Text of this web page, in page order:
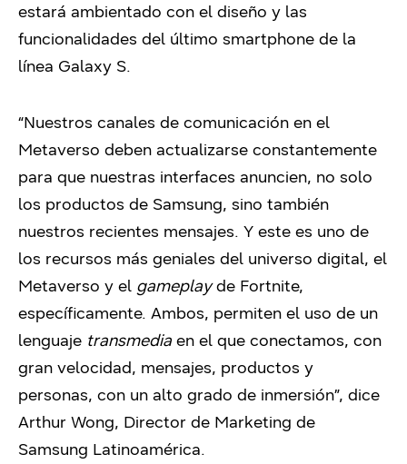
estará ambientado con el diseño y las
funcionalidades del último smartphone de la
línea Galaxy S.
“Nuestros canales de comunicación en el
Metaverso deben actualizarse constantemente
para que nuestras interfaces anuncien, no solo
los productos de Samsung, sino también
nuestros recientes mensajes. Y este es uno de
los recursos más geniales del universo digital, el
Metaverso y el gameplayde Fortnite,
específicamente. Ambos, permiten el uso de un
lenguaje transmedia en el que conectamos, con
gran velocidad, mensajes, productos y
personas, con un alto grado de inmersión”, dice
Arthur Wong, Director de Marketing de
Samsung Latinoamérica.